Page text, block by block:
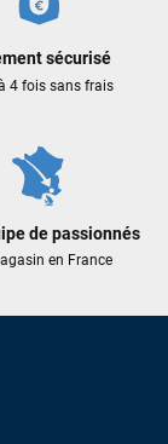
sécurisé
4 fois sans frais
de passionnés
en France